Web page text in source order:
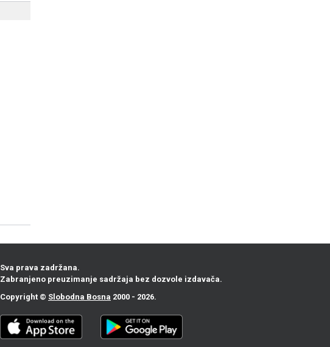
Sva prava zadržana.
Zabranjeno preuzimanje sadržaja bez dozvole izdavača.
Copyright © Slobodna Bosna 2000 - 2026.